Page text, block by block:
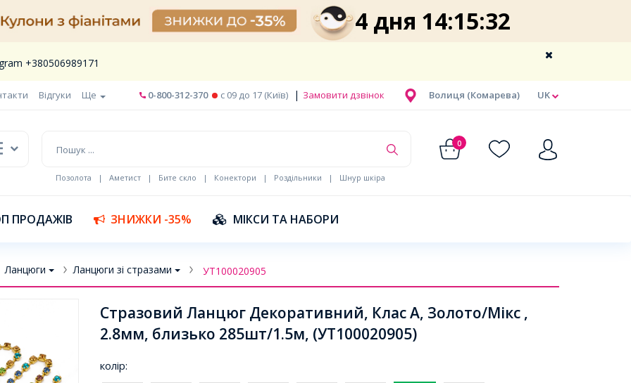
4 дня 14:15:31
+380506989171
Відгуки Ще UK
Волиця (Комарева)
0-800-312-370 c 09 до 17 (Київ) | Замовити дзвінок
0
Позолота | Аметист | Бите скло | Конектори | Роздільники | Шнур шкіра
ПРОДАЖІВ ЗНИЖКИ -35% МІКСИ ТА НАБОРИ
Ланцюги Ланцюги зі стразами УТ100020905
Стразовий Ланцюг Декоративний, Клас А, Золото/Мікс ,
2.8мм, близько 285шт/1.5м, (УТ100020905)
колір: